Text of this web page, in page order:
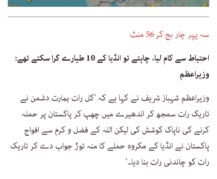
سہ پہر چار بج کر 56 منٹ
احتیاط سے کام لیا، چاہتے تو انڈیا کے 10 طیارے گرا سکتے تھے:
وزیراعظم
وزیراعظم شہباز شریف نے کہا ہے کہ ’کل رات ہمارت دشمن نے
تاریک رات سمجھ کر اندھیرے میں چھپ کر پاکستان پر حملہ
کرنے کی ناپاک کوشش کی لیکن اللہ کے فضل و کرم سے افواج
پاکستان نے انڈیا کے مکروہ حملے کا منہ توڑ جواب دے کر تاریک
رات کو چاندنی رات بنا دیا۔‘